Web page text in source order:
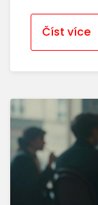
Číst více